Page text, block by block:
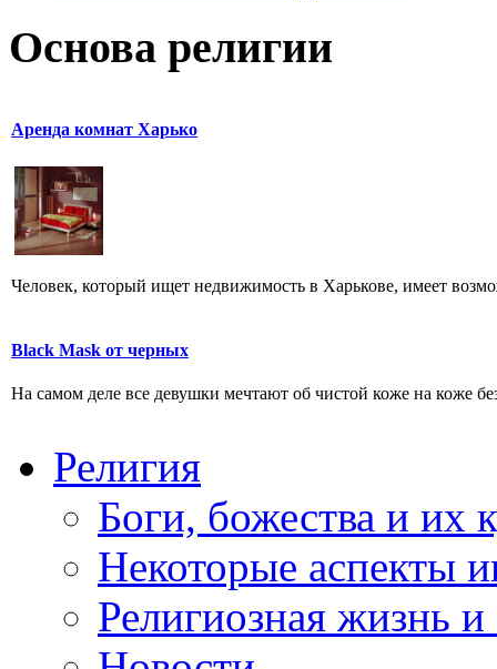
Основа религии
Аренда комнат Харько
Человек, который ищет недвижимость в Харькове, имеет
Black Mask от черных
На самом деле все девушки мечтают об чистой коже на коже
Религия
Боги, божества и их
Некоторые аспекты
Религиозная жизнь